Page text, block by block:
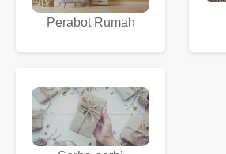
Perabot Rumah